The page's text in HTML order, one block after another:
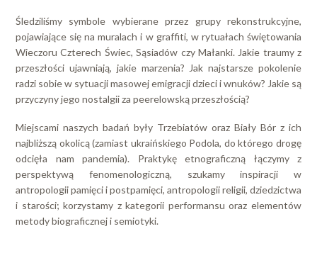
Śledziliśmy symbole wybierane przez grupy rekonstrukcyjne,
pojawiające się na muralach i w graffiti, w rytuałach świętowania
Wieczoru Czterech Świec, Sąsiadów czy Małanki. Jakie traumy z
przeszłości ujawniają, jakie marzenia? Jak najstarsze pokolenie
radzi sobie w sytuacji masowej emigracji dzieci i wnuków? Jakie są
przyczyny jego nostalgii za peerelowską przeszłością?
Miejscami naszych badań były Trzebiatów oraz Biały Bór z ich
najbliższą okolicą (zamiast ukraińskiego Podola, do którego drogę
odcięła nam pandemia). Praktykę etnograficzną łączymy z
perspektywą fenomenologiczną, szukamy inspiracji w
antropologii pamięci i postpamięci, antropologii religii, dziedzictwa
i starości; korzystamy z kategorii performansu oraz elementów
metody biograficznej i semiotyki.